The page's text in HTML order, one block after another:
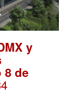
y
8 de